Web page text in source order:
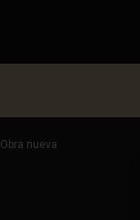
Obra nueva